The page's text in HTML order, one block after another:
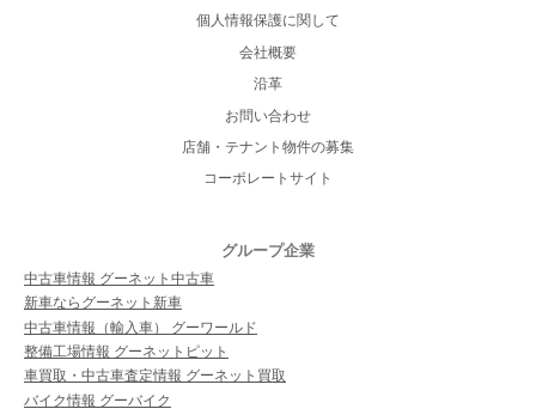
個人情報保護に関して
会社概要
沿革
お問い合わせ
店舗・テナント物件の募集
コーポレートサイト
グループ企業
中古車情報 グーネット中古車
新車ならグーネット新車
中古車情報（輸入車） グーワールド
整備工場情報 グーネットピット
車買取・中古車査定情報 グーネット買取
バイク情報 グーバイク